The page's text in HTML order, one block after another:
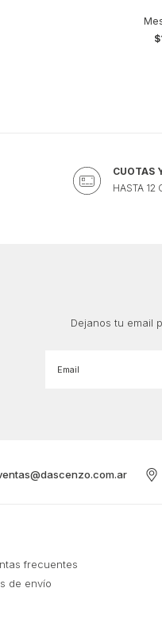
CUOTAS
HASTA 12
Dejanos tu email
frecuentes
de envío